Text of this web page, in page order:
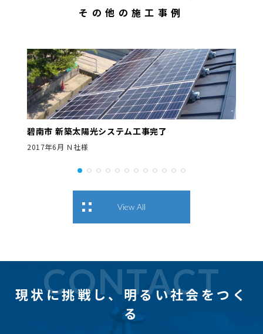
その他の施工事例
碧南市 新築太陽光システム工事完了
2017年6月 Ｎ社様
View All
CONTACT
現状に挑戦し、明るい社会をつく
る